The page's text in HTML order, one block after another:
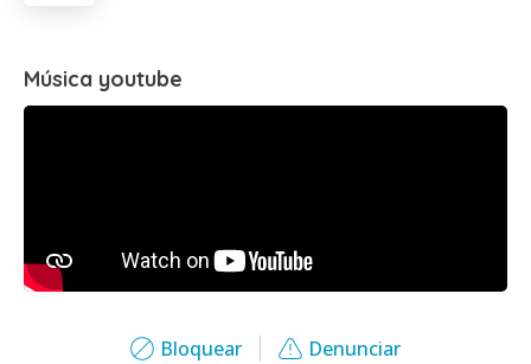
Bloquear Denunciar
Música youtube